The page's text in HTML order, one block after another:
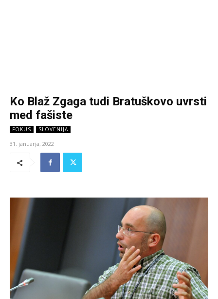
Ko Blaž Zgaga tudi Bratuškovo uvrsti
med fašiste
FOKUS SLOVENIJA
31. januarja, 2022